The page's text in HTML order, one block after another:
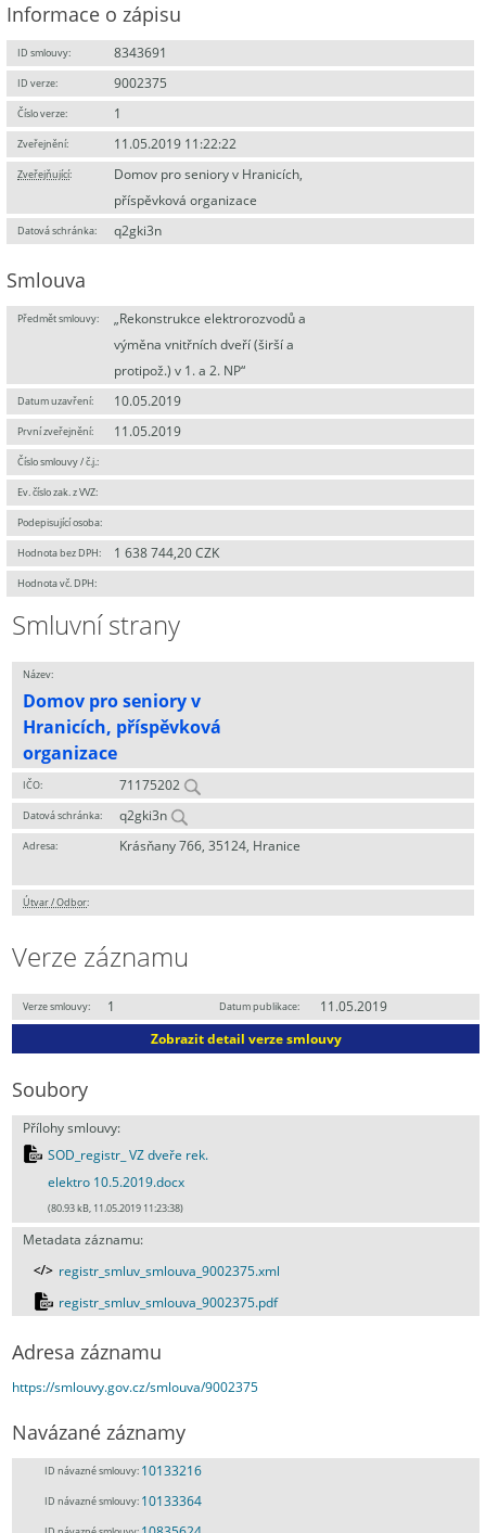
Informace o zápisu
ID smlouvy: 8343691
ID verze: 9002375
Číslo verze: 1
Zveřejnění: 11.05.2019 11:22:22
Zveřejňující:
Domov pro seniory v Hranicích,
příspěvková organizace
Datová schránka: q2gki3n
Smlouva
Předmět smlouvy:
„Rekonstrukce elektrorozvodů a
výměna vnitřních dveří (širší a
protipož.) v 1. a 2. NP“
Datum uzavření: 10.05.2019
První zveřejnění: 11.05.2019
Číslo smlouvy / č.j.:
Ev. číslo zak. z VVZ:
Podepisující osoba:
Hodnota bez DPH: 1 638 744,20 CZK
Hodnota vč. DPH:
Smluvní strany
Název:
Domov pro seniory v
Hranicích, příspěvková
organizace
IČO: 71175202
Datová schránka: q2gki3n
Adresa: Krásňany 766, 35124, Hranice
Útvar / Odbor:
Verze záznamu
Verze smlouvy: 1 Datum publikace:
11.05.2019
Zobrazit detail verze smlouvy
Soubory
Přílohy smlouvy:
SOD_registr_ VZ dveře rek.
elektro 10.5.2019.docx
(80.93 kB, 11.05.2019 11:23:38)
Metadata záznamu:
registr_smluv_smlouva_9002375.xml
registr_smluv_smlouva_9002375.pdf
Adresa záznamu
https://smlouvy.gov.cz/smlouva/9002375
Navázané záznamy
ID návazné smlouvy: 10133216
ID návazné smlouvy: 10133364